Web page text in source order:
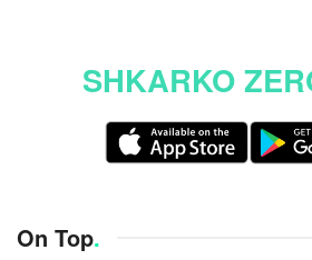
SHKARKO
On Top.